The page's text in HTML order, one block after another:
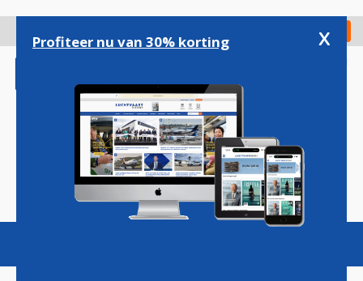
gaan
Check in
Magazine Podcasts Vacatures
Profiteer nu van 30% korting x